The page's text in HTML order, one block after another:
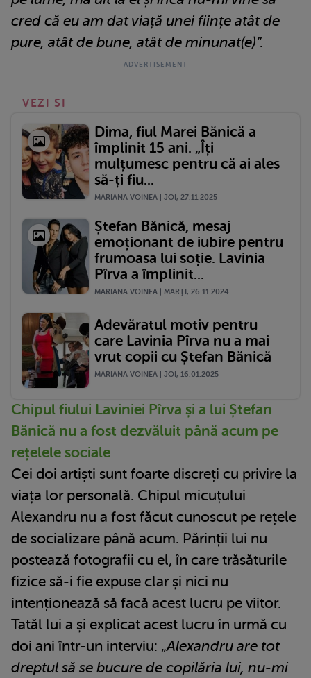
cred că eu am dat viață unei ființe atât de
pure, atât de bune, atât de minunat(e)”.
VEZI SI
Dima, fiul Marei Bănică a
împlinit 15 ani. „Îți
mulțumesc pentru că ai ales
să-ți fiu...
MARIANA VOINEA | JOI, 27.11.2025
Ștefan Bănică, mesaj
emoționant de iubire pentru
frumoasa lui soție. Lavinia
Pîrva a împlinit...
MARIANA VOINEA | MARŢI, 26.11.2024
Adevăratul motiv pentru
care Lavinia Pîrva nu a mai
vrut copii cu Ștefan Bănică
MARIANA VOINEA | JOI, 16.01.2025
Chipul fiului Laviniei Pîrva și a lui Ștefan
Bănică nu a fost dezvăluit până acum pe
rețelele sociale
Cei doi artiști sunt foarte discreți cu privire la
viața lor personală. Chipul micuțului
Alexandru nu a fost făcut cunoscut pe rețele
de socializare până acum. Părinții lui nu
postează fotografii cu el, în care trăsăturile
fizice să-i fie expuse clar și nici nu
intenționează să facă acest lucru pe viitor.
Tatăl lui a și explicat acest lucru în urmă cu
doi ani într-un interviu: „Alexandru are tot
dreptul să se bucure de copilăria lui, nu-mi